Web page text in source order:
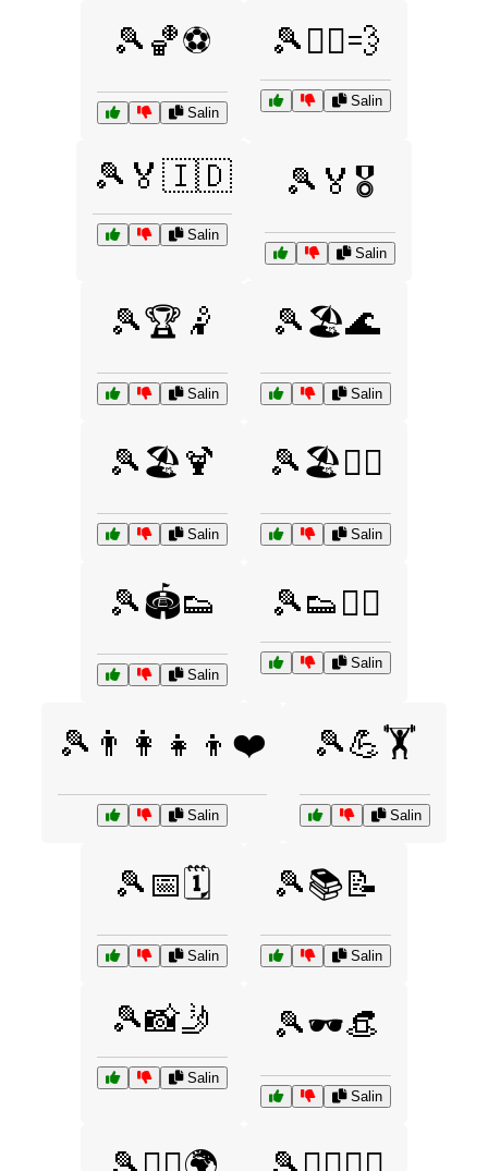
🎾🏀⚽
Salin
🎾🏃‍♀️💨
Salin
🎾🏅🇮🇩
Salin
🎾🏅🎖️
Salin
🎾🏆🤾
Salin
🎾🏖️🌊
Salin
🎾🏖️🍹
Salin
🎾🏖️🏄‍♂️
Salin
🎾🏟️👟
Salin
🎾👟🏃‍♂️
Salin
🎾👨‍👩‍👧‍👦❤️
Salin
🎾💪🏋️
Salin
🎾📅🗓️
Salin
🎾📚📝
Salin
🎾📸🤳
Salin
🎾🕶️👒
Salin